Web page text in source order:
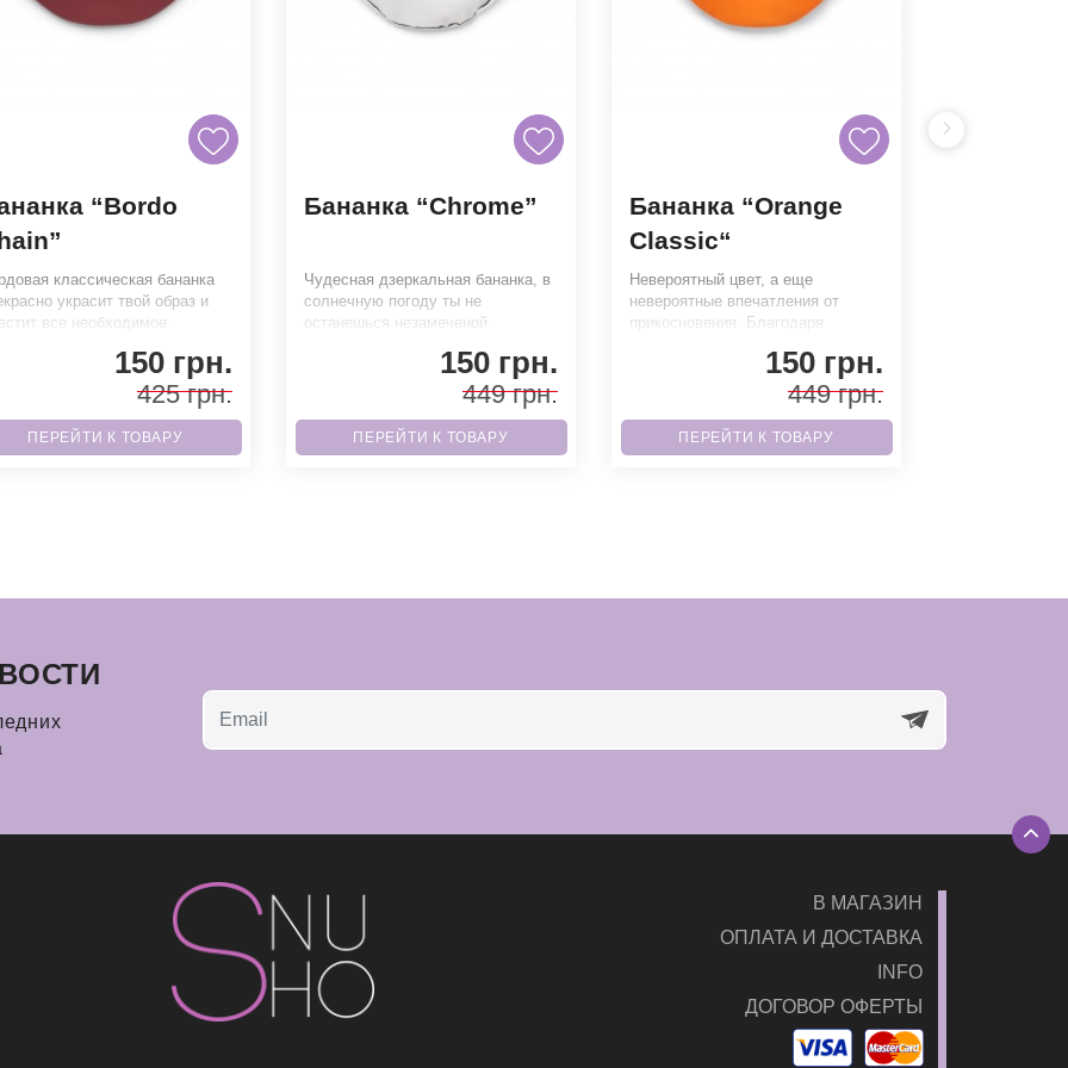
“Bordo
классическая бананка
украсит твой образ и
все необходимое.
150 грн.
425 грн.
ПЕРЕЙТИ К ТОВАРУ
Бананка “Chrome”
Чудесная дзеркальная бананка, в
солнечную погоду ты не
останешься незамеченой.
150 грн.
449 грн.
ПЕРЕЙТИ К ТОВАРУ
Бананка “Orange
Сlassic“
Невероятный цвет, а еще
невероятные впечатления от
прикосновения. Благодаря
150 грн.
449 грн.
ПЕРЕЙТИ К ТОВАРУ
В МАГАЗИН
ОПЛАТА И ДОСТАВКА
INFO
ДОГОВОР ОФЕРТЫ